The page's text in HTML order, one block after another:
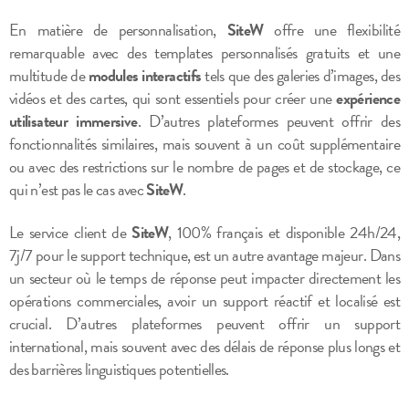
En matière de personnalisation, SiteWoffre une flexibilité
remarquable avec des templates personnalisés gratuits et une
multitude demodules interactifstels que des galeries d’images, des
vidéos et des cartes, qui sont essentiels pour créer uneexpérience
utilisateur immersive. D’autres plateformes peuvent offrir des
fonctionnalités similaires, mais souvent à un coût supplémentaire
ou avec des restrictions sur le nombre de pages et de stockage, ce
qui n’est pas le cas avecSiteW.
Le service client de SiteW, 100% français et disponible 24h/24,
7j/7 pour le support technique, est un autre avantage majeur. Dans
un secteur où le temps de réponse peut impacter directement les
opérations commerciales, avoir un support réactif et localisé est
crucial. D’autres plateformes peuvent offrir un support
international, mais souvent avec des délais de réponse plus longs et
des barrières linguistiques potentielles.